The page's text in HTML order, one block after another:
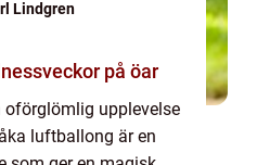
Lindgren
på öar
upplevelse
luftballong är en